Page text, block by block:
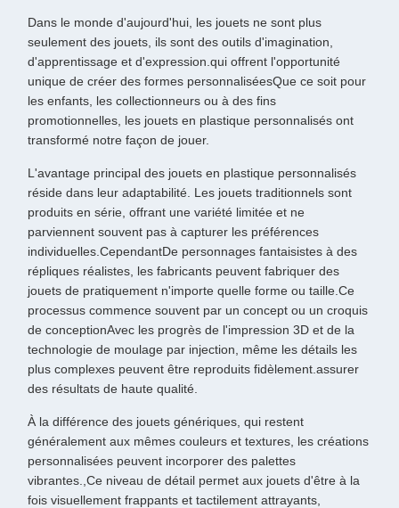
Dans le monde d'aujourd'hui, les jouets ne sont plus
seulement des jouets, ils sont des outils d'imagination,
d'apprentissage et d'expression.qui offrent l'opportunité
unique de créer des formes personnaliséesQue ce soit pour
les enfants, les collectionneurs ou à des fins
promotionnelles, les jouets en plastique personnalisés ont
transformé notre façon de jouer.
L'avantage principal des jouets en plastique personnalisés
réside dans leur adaptabilité. Les jouets traditionnels sont
produits en série, offrant une variété limitée et ne
parviennent souvent pas à capturer les préférences
individuelles.CependantDe personnages fantaisistes à des
répliques réalistes, les fabricants peuvent fabriquer des
jouets de pratiquement n'importe quelle forme ou taille.Ce
processus commence souvent par un concept ou un croquis
de conceptionAvec les progrès de l'impression 3D et de la
technologie de moulage par injection, même les détails les
plus complexes peuvent être reproduits fidèlement.assurer
des résultats de haute qualité.
À la différence des jouets génériques, qui restent
généralement aux mêmes couleurs et textures, les créations
personnalisées peuvent incorporer des palettes
vibrantes.,Ce niveau de détail permet aux jouets d'être à la
fois visuellement frappants et tactilement attrayants,